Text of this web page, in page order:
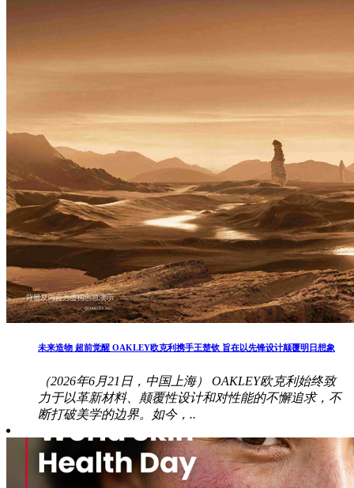
未来造物 超前觉醒 OAKLEY欧克利携手王楚钦 旨在以先锋设计颠覆明日想象
（2026年6月21日，中国上海） OAKLEY欧克利始终致
力于以革新材料、颠覆性设计和对性能的不懈追求，不
断打破美学的边界。如今，..